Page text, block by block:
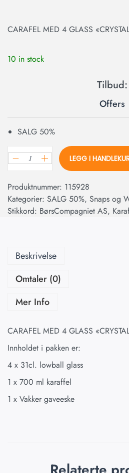
CARAFEL MED 4 GLASS
10 in stock
Offers
SALG 50%
LEGG I
Produktnummer: 115928
Kategorier: SALG 50%, Snaps og
Stikkord: BørsCompagniet AS,
Beskrivelse
Omtaler (0)
Mer Info
CARAFEL MED 4 GLASS
Innholdet i pakken er:
4 x 31cl. lowball glass
1 x 700 ml karaffel
1 x Vakker gaveeske